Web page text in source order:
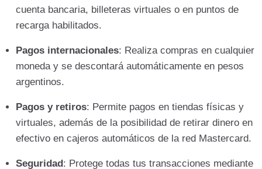
cuenta bancaria, billeteras virtuales o en puntos de
recarga habilitados.
Pagos internacionales: Realiza compras en cualquier
moneda y se descontará automáticamente en pesos
argentinos.
Pagos y retiros: Permite pagos en tiendas físicas y
virtuales, además de la posibilidad de retirar dinero en
efectivo en cajeros automáticos de la red Mastercard.
Seguridad: Protege todas tus transacciones mediante